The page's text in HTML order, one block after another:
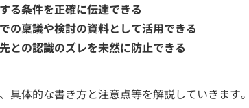
る条件を正確に伝達できる
の稟議や検討の資料として活用できる
との認識のズレを未然に防止できる
具体的な書き方と注意点等を解説していきます。